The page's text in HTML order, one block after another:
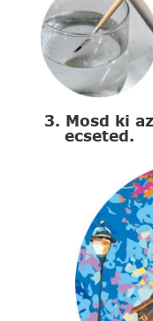
3. Mosd ki az
ecseted.